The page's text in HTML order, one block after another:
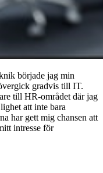
började jag min
gradvis till IT.
till HR-området där jag
att inte bara
har gett mig chansen att
intresse för